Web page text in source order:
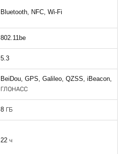
Bluetooth, NFC, Wi-Fi
802.11be
5.3
BeiDou, GPS, Galileo, QZSS, iBeacon,
ГЛОНАСС
8 ГБ
22 ч